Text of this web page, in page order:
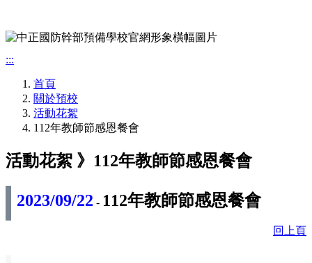
:::
首頁
關於預校
活動花絮
112年教師節感恩餐會
活動花絮 》 112年教師節感恩餐會
2023/09/22 - 112年教師節感恩餐會
回上頁